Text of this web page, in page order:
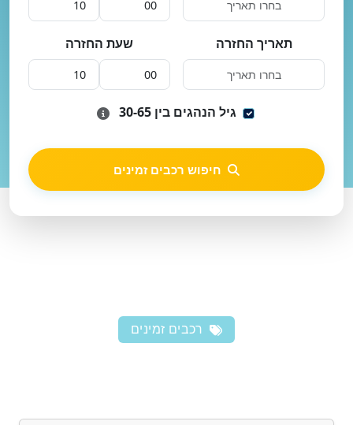
תאריך החזרה שעת החזרה
גיל הנהגים בין 30-65
חיפוש רכבים זמינים
רכבים זמינים